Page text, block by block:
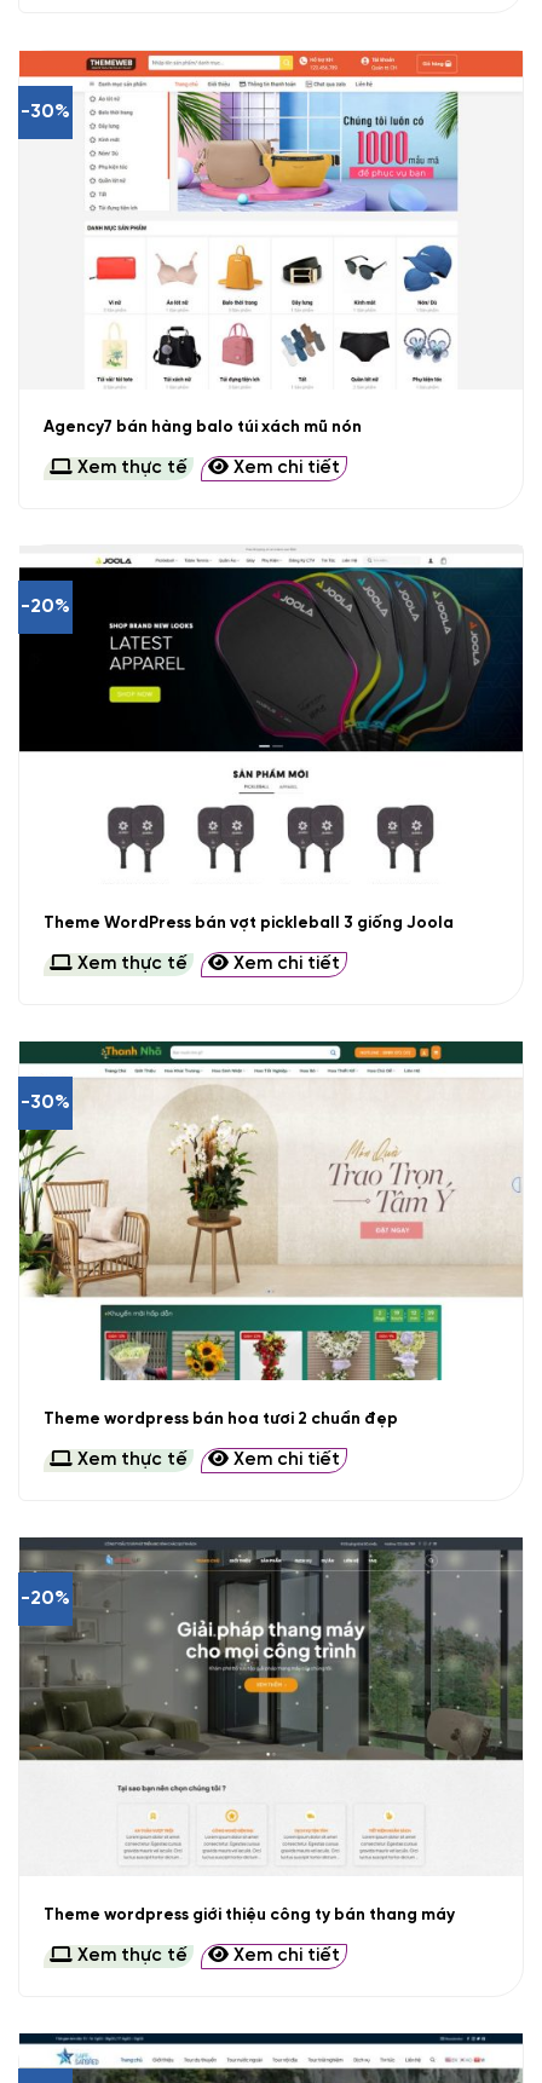
-30%
Agency7 bán hàng balo túi xách mũ nón
Xem thực tế Xem chi tiết
-20%
Theme WordPress bán vợt pickleball 3 giống Joola
Xem thực tế Xem chi tiết
-30%
Theme wordpress bán hoa tươi 2 chuẩn đẹp
Xem thực tế Xem chi tiết
-20%
Theme wordpress giới thiệu công ty bán thang máy
Xem thực tế Xem chi tiết